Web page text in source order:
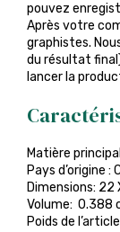
pouvez
Après votre
graphistes.
du résultat
lancer la
Matière
Pays d’origine :
Dimensions: 22
Volume: 0.388
Poids de